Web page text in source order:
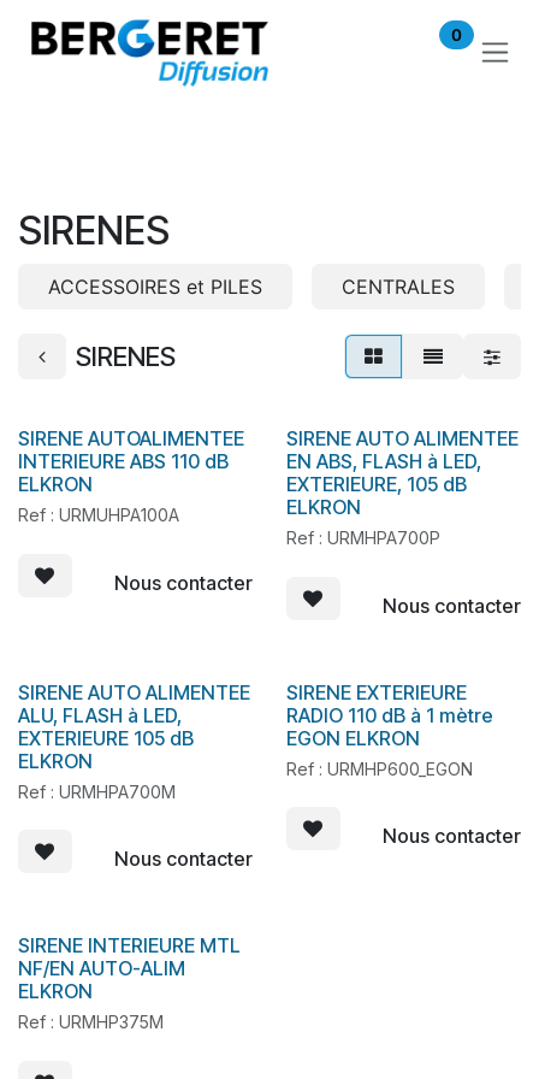
Se rendre au contenu
0
SIRENES
ACCESSOIRES et PILES CENTRALES
SIRENES
En stock
SIRENE AUTOALIMENTEE
INTERIEURE ABS 110 dB
ELKRON
Ref : URMUHPA100A
Nous contacter
En stock
SIRENE AUTO ALIMENTEE
EN ABS, FLASH à LED,
EXTERIEURE, 105 dB
ELKRON
Ref : URMHPA700P
Nous contacter
En stock
SIRENE AUTO ALIMENTEE
ALU, FLASH à LED,
EXTERIEURE 105 dB
ELKRON
Ref : URMHPA700M
Nous contacter
En stock
SIRENE EXTERIEURE
RADIO 110 dB à 1 mètre
EGON ELKRON
Ref : URMHP600_EGON
Nous contacter
En stock
SIRENE INTERIEURE MTL
NF/EN AUTO-ALIM
ELKRON
Ref : URMHP375M